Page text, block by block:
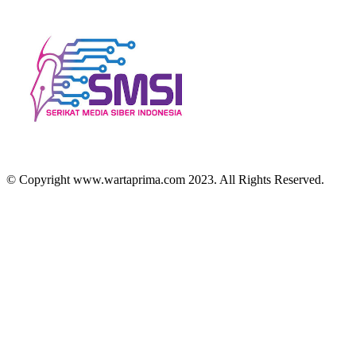
© Copyright www.wartaprima.com 2023. All Rights Reserved.